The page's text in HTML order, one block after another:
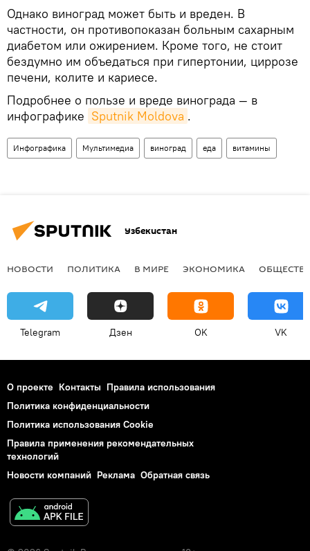
Однако виноград может быть и вреден. В
частности, он противопоказан больным сахарным
диабетом или ожирением. Кроме того, не стоит
бездумно им объедаться при гипертонии, циррозе
печени, колите и кариесе.
Подробнее о пользе и вреде винограда — в
инфографике Sputnik Moldova .
Инфографика Мультимедиа виноград еда витамины
Узбекистан
НОВОСТИ ПОЛИТИКА В МИРЕ ЭКОНОМИКА
Telegram Дзен OK VK
О проекте Контакты Правила использования
Политика конфиденциальности
Политика использования Cookie
Правила применения рекомендательных
технологий
Новости компаний Реклама Обратная связь